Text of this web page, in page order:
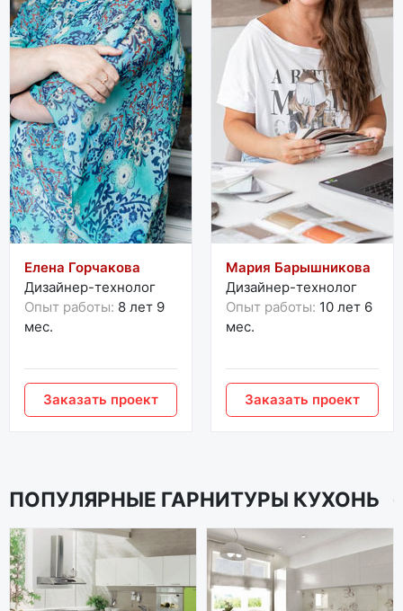
Елена Горчакова
Дизайнер-технолог
Опыт работы: 8 лет 9
мес.
Заказать проект
Мария Барышникова
Дизайнер-технолог
Опыт работы: 10 лет 6
мес.
Заказать проект
ПОПУЛЯРНЫЕ ГАРНИТУРЫ КУХОНЬ